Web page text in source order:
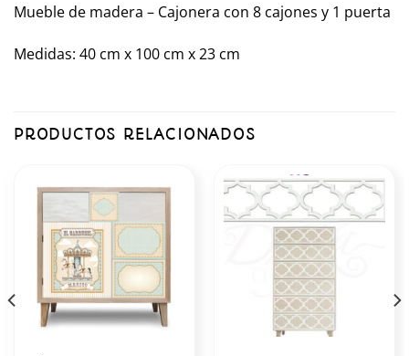
Mueble de madera – Cajonera con 8 cajones y 1 puerta
Medidas: 40 cm x 100 cm x 23 cm
PRODUCTOS RELACIONADOS